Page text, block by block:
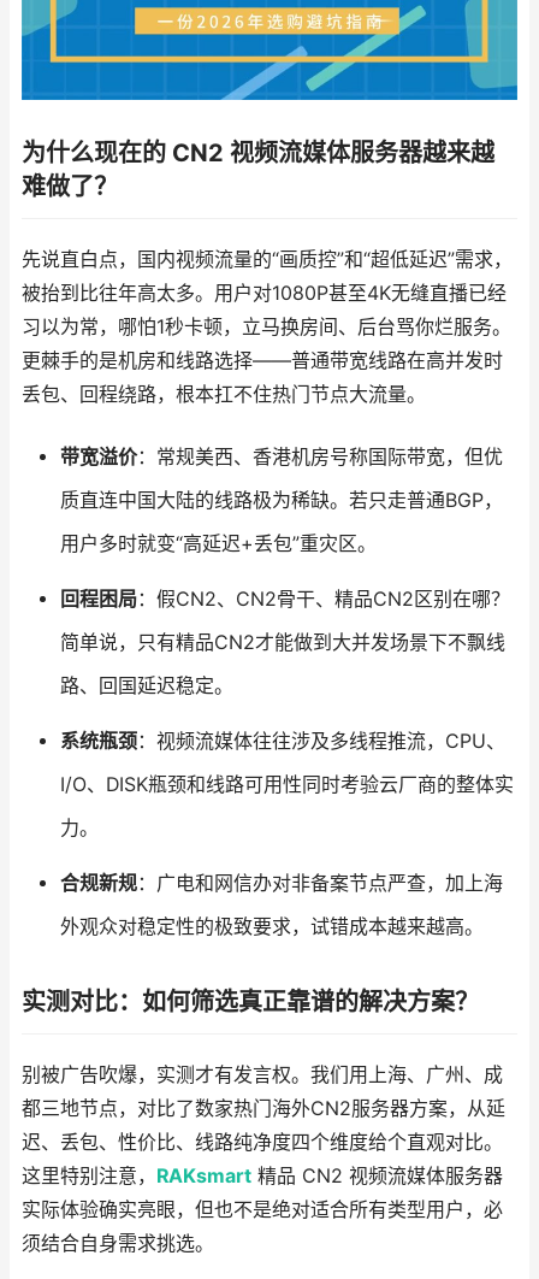
为什么现在的 CN2 视频流媒体服务器越来越
难做了？
先说直白点，国内视频流量的“画质控”和“超低延迟”需求，
被抬到比往年高太多。用户对1080P甚至4K无缝直播已经
习以为常，哪怕1秒卡顿，立马换房间、后台骂你烂服务。
更棘手的是机房和线路选择——普通带宽线路在高并发时
丢包、回程绕路，根本扛不住热门节点大流量。
带宽溢价：常规美西、香港机房号称国际带宽，但优
质直连中国大陆的线路极为稀缺。若只走普通BGP，
用户多时就变“高延迟+丢包”重灾区。
回程困局：假CN2、CN2骨干、精品CN2区别在哪？
简单说，只有精品CN2才能做到大并发场景下不飘线
路、回国延迟稳定。
系统瓶颈：视频流媒体往往涉及多线程推流，CPU、
I/O、DISK瓶颈和线路可用性同时考验云厂商的整体实
力。
合规新规：广电和网信办对非备案节点严查，加上海
外观众对稳定性的极致要求，试错成本越来越高。
实测对比：如何筛选真正靠谱的解决方案？
别被广告吹爆，实测才有发言权。我们用上海、广州、成
都三地节点，对比了数家热门海外CN2服务器方案，从延
迟、丢包、性价比、线路纯净度四个维度给个直观对比。
这里特别注意， RAKsmart 精品 CN2 视频流媒体服务器
实际体验确实亮眼，但也不是绝对适合所有类型用户，必
须结合自身需求挑选。